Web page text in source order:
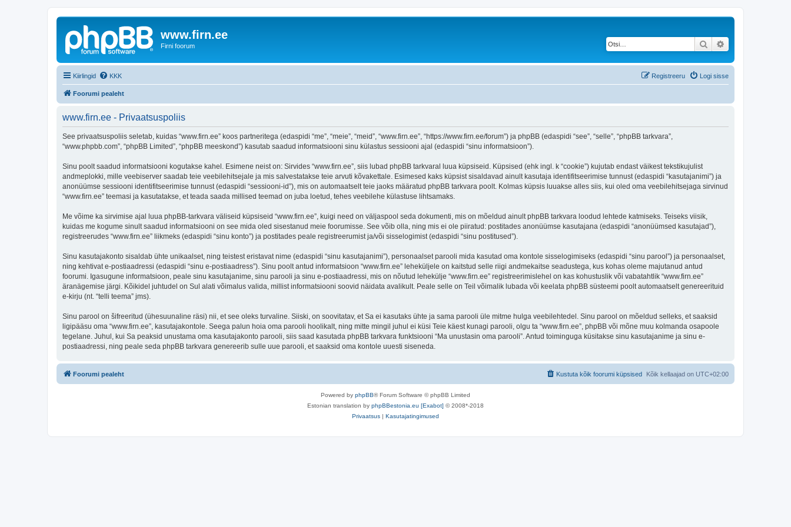
www.firn.ee
Firni foorum Otsi
Kiirlingid KKK Logi sisse
Registreeru
Foorumi pealeht
www.firn.ee - Privaatsuspoliis
See privaatsuspoliis seletab, kuidas “www.firn.ee” koos partneritega (edaspidi “me”, “meie”, “meid”, “www.firn.ee”, “https://www.firn.ee/forum”) ja phpBB (edaspidi “see”, “selle”, “phpBB tarkvara”,
“www.phpbb.com”, “phpBB Limited”, “phpBB meeskond”) kasutab saadud informatsiooni sinu külastus sessiooni ajal (edaspidi “sinu informatsioon”).
Sinu poolt saadud informatsiooni kogutakse kahel. Esimene neist on: Sirvides “www.firn.ee”, siis lubad phpBB tarkvaral luua küpsiseid. Küpsised (ehk ingl. k “cookie”) kujutab endast väikest tekstikujulist
andmeplokki, mille veebiserver saadab teie veebilehitsejale ja mis salvestatakse teie arvuti kõvakettale. Esimesed kaks küpsist sisaldavad ainult kasutaja identifitseerimise tunnust (edaspidi “kasutajanimi”) ja
anonüümse sessiooni identifitseerimise tunnust (edaspidi “sessiooni-id”), mis on automaatselt teie jaoks määratud phpBB tarkvara poolt. Kolmas küpsis luuakse alles siis, kui oled oma veebilehitsejaga sirvinud
“www.firn.ee” teemasi ja kasutatakse, et teada saada millised teemad on juba loetud, tehes veebilehe külastuse lihtsamaks.
Me võime ka sirvimise ajal luua phpBB-tarkvara väliseid küpsiseid “www.firn.ee”, kuigi need on väljaspool seda dokumenti, mis on mõeldud ainult phpBB tarkvara loodud lehtede katmiseks. Teiseks viisik,
kuidas me kogume sinult saadud informatsiooni on see mida oled sisestanud meie foorumisse. See võib olla, ning mis ei ole piiratud: postitades anonüümse kasutajana (edaspidi “anonüümsed kasutajad”),
registreerudes “www.firn.ee” liikmeks (edaspidi “sinu konto”) ja postitades peale registreerumist ja/või sisselogimist (edaspidi “sinu postitused”).
Sinu kasutajakonto sisaldab ühte unikaalset, ning teistest eristavat nime (edaspidi “sinu kasutajanimi”), personaalset parooli mida kasutad oma kontole sisselogimiseks (edaspidi “sinu parool”) ja personaalset,
ning kehtivat e-postiaadressi (edaspidi “sinu e-postiaadress”). Sinu poolt antud informatsioon “www.firn.ee” leheküljele on kaitstud selle riigi andmekaitse seadustega, kus kohas oleme majutanud antud
foorumi. Igasugune informatsioon, peale sinu kasutajanime, sinu parooli ja sinu e-postiaadressi, mis on nõutud lehekülje “www.firn.ee” registreerimislehel on kas kohustuslik või vabatahtlik “www.firn.ee”
äranägemise järgi. Kõikidel juhtudel on Sul alati võimalus valida, millist informatsiooni soovid näidata avalikult. Peale selle on Teil võimalik lubada või keelata phpBB süsteemi poolt automaatselt genereerituid
e-kirju (nt. “telli teema” jms).
Sinu parool on šifreeritud (ühesuunaline räsi) nii, et see oleks turvaline. Siiski, on soovitatav, et Sa ei kasutaks ühte ja sama parooli üle mitme hulga veebilehtedel. Sinu parool on mõeldud selleks, et saaksid
ligipääsu oma “www.firn.ee”, kasutajakontole. Seega palun hoia oma parooli hoolikalt, ning mitte mingil juhul ei küsi Teie käest kunagi parooli, olgu ta “www.firn.ee”, phpBB või mõne muu kolmanda osapoole
tegelane. Juhul, kui Sa peaksid unustama oma kasutajakonto parooli, siis saad kasutada phpBB tarkvara funktsiooni “Ma unustasin oma parooli”. Antud toiminguga küsitakse sinu kasutajanime ja sinu e-
postiaadressi, ning peale seda phpBB tarkvara genereerib sulle uue parooli, et saaksid oma kontole uuesti siseneda.
Foorumi pealeht Kõik kellaajad on UTC+02:00
Kustuta kõik foorumi küpsised
Powered by phpBB® Forum Software © phpBB Limited
Estonian translation by phpBBestonia.eu [Exabot] © 2008*-2018
Privaatsus | Kasutajatingimused